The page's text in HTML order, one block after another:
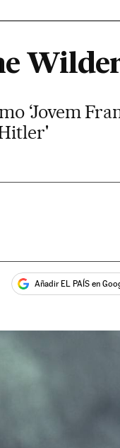
‘Jovem
Añadir EL PAÍS en